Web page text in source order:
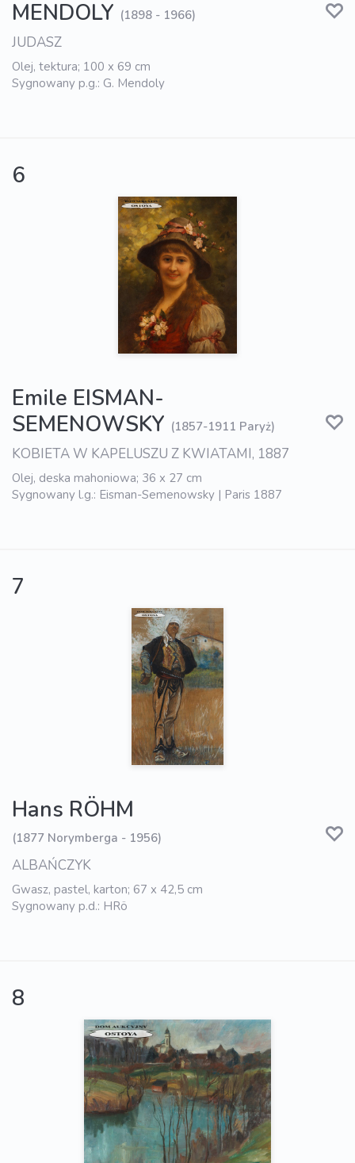
MENDOLY (1898 - 1966)
JUDASZ
Olej, tektura; 100 x 69 cm
Sygnowany p.g.: G. Mendoly
6
Emile EISMAN-
SEMENOWSKY (1857-1911 Paryż)
KOBIETA W KAPELUSZU Z KWIATAMI, 1887
Olej, deska mahoniowa; 36 x 27 cm
Sygnowany l.g.: Eisman-Semenowsky | Paris 1887
7
Hans RÖHM
(1877 Norymberga - 1956)
ALBAŃCZYK
Gwasz, pastel, karton; 67 x 42,5 cm
Sygnowany p.d.: HRö
8